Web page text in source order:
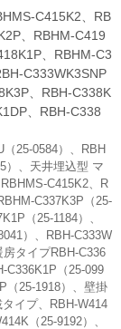
C415K2、RB
、RBHM-C419
、RBHM-C3
C333WK3SNP
、RBH-C338K
、RBH-C338
25-0584）、RBH
）、天井埋込型 マ
C415K2、R
C337K3P（25-
（25-1184）、
）、RBH-C333W
タイプRBH-C336
C336K1P（25-099
（25-1918）、壁掛
イプ、RBH-W414
（25-9192）、